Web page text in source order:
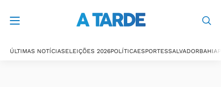
ÚLTIMAS NOTÍCIASELEIÇÕES 2026POLÍTICAESPORTESSALVADORBAHIA